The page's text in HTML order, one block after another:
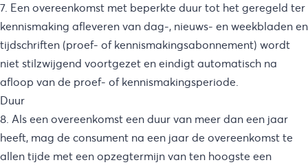
7. Een overeenkomst met beperkte duur tot het geregeld ter
kennismaking afleveren van dag-, nieuws- en weekbladen en
tijdschriften (proef- of kennismakingsabonnement) wordt
niet stilzwijgend voortgezet en eindigt automatisch na
afloop van de proef- of kennismakingsperiode.
Duur
8. Als een overeenkomst een duur van meer dan een jaar
heeft, mag de consument na een jaar de overeenkomst te
allen tijde met een opzegtermijn van ten hoogste een